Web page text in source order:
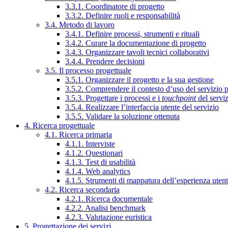
3.3.1. Coordinatore di progetto
3.3.2. Definire ruoli e responsabilità
3.4. Metodo di lavoro
3.4.1. Definire processi, strumenti e rituali
3.4.2. Curare la documentazione di progetto
3.4.3. Organizzare tavoli tecnici collaborativi
3.4.4. Prendere decisioni
3.5. Il processo progettuale
3.5.1. Organizzare il progetto e la sua gestione
3.5.2. Comprendere il contesto d’uso del servizio
3.5.3. Progettare i processi e i touchpointdel
3.5.4. Realizzare l’interfaccia utente del servizio
3.5.5. Validare la soluzione ottenuta
4. Ricerca progettuale
4.1. Ricerca primaria
4.1.1. Interviste
4.1.2. Questionari
4.1.3. Test di usabilità
4.1.4. Web analytics
4.1.5. Strumenti di mappatura dell’esperienza
4.2. Ricerca secondaria
4.2.1. Ricerca documentale
4.2.2. Analisi benchmark
4.2.3. Valutazione euristica
5. Progettazione dei servizi